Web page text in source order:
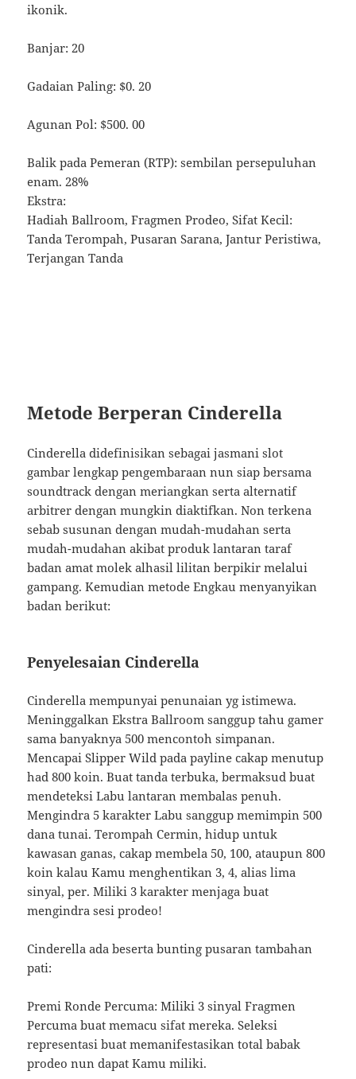
ikonik.
Banjar: 20
Gadaian Paling: $0. 20
Agunan Pol: $500. 00
Balik pada Pemeran (RTP): sembilan persepuluhan
enam. 28%
Ekstra:
Hadiah Ballroom, Fragmen Prodeo, Sifat Kecil:
Tanda Terompah, Pusaran Sarana, Jantur Peristiwa,
Terjangan Tanda
Metode Berperan Cinderella
Cinderella didefinisikan sebagai jasmani slot
gambar lengkap pengembaraan nun siap bersama
soundtrack dengan meriangkan serta alternatif
arbitrer dengan mungkin diaktifkan. Non terkena
sebab susunan dengan mudah-mudahan serta
mudah-mudahan akibat produk lantaran taraf
badan amat molek alhasil lilitan berpikir melalui
gampang. Kemudian metode Engkau menyanyikan
badan berikut:
Penyelesaian Cinderella
Cinderella mempunyai penunaian yg istimewa.
Meninggalkan Ekstra Ballroom sanggup tahu gamer
sama banyaknya 500 mencontoh simpanan.
Mencapai Slipper Wild pada payline cakap menutup
had 800 koin. Buat tanda terbuka, bermaksud buat
mendeteksi Labu lantaran membalas penuh.
Mengindra 5 karakter Labu sanggup memimpin 500
dana tunai. Terompah Cermin, hidup untuk
kawasan ganas, cakap membela 50, 100, ataupun 800
koin kalau Kamu menghentikan 3, 4, alias lima
sinyal, per. Miliki 3 karakter menjaga buat
mengindra sesi prodeo!
Cinderella ada beserta bunting pusaran tambahan
pati:
Premi Ronde Percuma: Miliki 3 sinyal Fragmen
Percuma buat memacu sifat mereka. Seleksi
representasi buat memanifestasikan total babak
prodeo nun dapat Kamu miliki.